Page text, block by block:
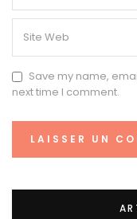
Save my name,
next time I comment.